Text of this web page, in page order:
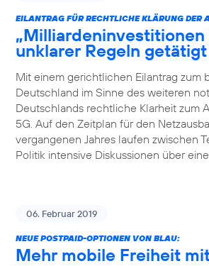
EILANTRAG FÜR RECHTLICHE KLÄRUNG DER
unklarer Regeln
Mit einem gerichtlichen Eilantrag zum
Deutschland im Sinne des weiteren
Deutschlands rechtliche Klarheit zum
5G. Auf den Zeitplan für den
vergangenen Jahres laufen zwischen
Politik intensive Diskussionen über
06. Februar 2019
NEUE POSTPAID-OPTIONEN VON BLAU:
Mehr mobile Freiheit